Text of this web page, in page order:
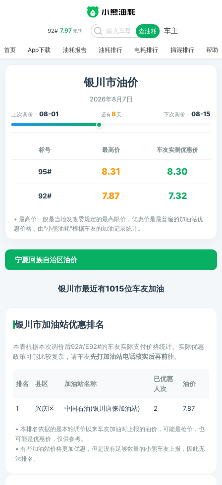
92# 7.97元/升 查油耗 车主
首页 App下载 油耗报告 油耗排行 电耗排行 插混排行 帮助
银川市油价
2026年8月7日
上次调价： 08-01 还有8 天 下次调价： 08-15
标号 最高价 车友实测优惠价
95# 8.31 8.30
92# 7.87 7.32
• 最高价一般是当地发改委规定的最高限价，优惠价是最普遍的加油站优
惠价格，由"小熊油耗"根据车友的加油记录统计。
宁夏回族自治区油价
银川市最近有1015位车友加油
银川市加油站优惠排名
本表根据本次调价后92#/E92#的车友实际支付价格统计。实际优惠
政策可能比较复杂，请车友先打加油站电话核实后再前往。
排名 县区 加油站名称
已优惠
人次
油价
1 兴庆区 中国石油(银川唐徕加油站) 2 7.87
• 本排名依据的是本轮调价以来车友加油时上报的油价，可能是枪价，也
可能是优惠价，仅供参考。
• 有些加油站价格更加优惠，但是没有足够数量的小熊车友上报，因此无
法排名。